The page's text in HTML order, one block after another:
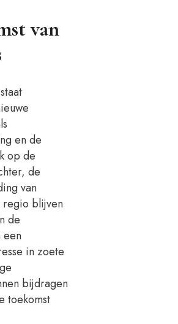
van
en de
op de
de
van
regio blijven
de
een
in zoete
bijdragen
toekomst